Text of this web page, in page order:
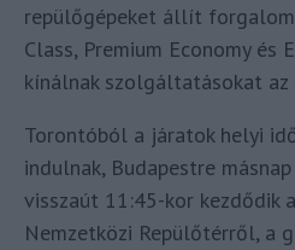
repülőgépeket állít
Class, Premium Economy és
kínálnak szolgáltatásokat az
Torontóból a járatok helyi
indulnak, Budapestre
visszaút 11:45-kor kezdődik
Nemzetközi Repülőtérről, a